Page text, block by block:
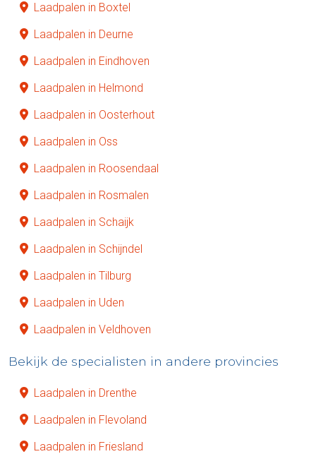
Laadpalen in Boxtel
Laadpalen in Deurne
Laadpalen in Eindhoven
Laadpalen in Helmond
Laadpalen in Oosterhout
Laadpalen in Oss
Laadpalen in Roosendaal
Laadpalen in Rosmalen
Laadpalen in Schaijk
Laadpalen in Schijndel
Laadpalen in Tilburg
Laadpalen in Uden
Laadpalen in Veldhoven
Bekijk de specialisten in andere provincies
Laadpalen in Drenthe
Laadpalen in Flevoland
Laadpalen in Friesland